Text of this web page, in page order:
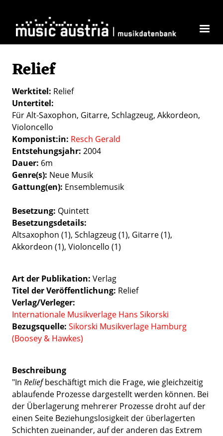
Relief
Werktitel Relief
Untertitel
Für Alt-Saxophon, Gitarre, Schlagzeug, Akkordeon,
Violoncello
Komponist:in Resch Gerald
Entstehungsjahr 2004
Dauer 6m
Genre(s) Neue Musik
Gattung(en) Ensemblemusik
Besetzung Quintett
Besetzungsdetails
Altsaxophon (1), Schlagzeug (1), Gitarre (1),
Akkordeon (1), Violoncello (1)
Art der Publikation Verlag
Titel der Veröffentlichung Relief
Verlag/Verleger
Internationale Musikverlage Hans Sikorski
Bezugsquelle: Sikorski Musikverlage Hamburg
(Boosey & Hawkes)
Beschreibung
"In Reliefbeschäftigt mich die Frage, wie gleichzeitig
ablaufende Prozesse dargestellt werden können. Bei
der Überlagerung mehrerer Prozesse droht auf der
einen Seite Beziehungslosigkeit der überlagerten
Schichten zueinander, auf der anderen das Extrem